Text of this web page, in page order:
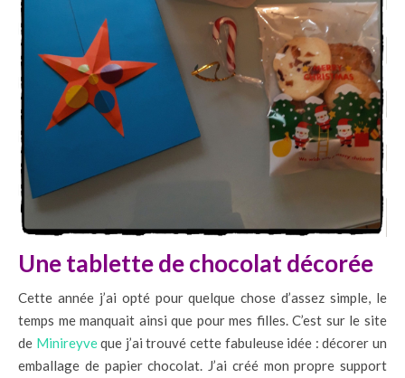
Une tablette de chocolat décorée
Cette année j’ai opté pour quelque chose d’assez simple, le
temps me manquait ainsi que pour mes filles. C’est sur le site
de Minireyveque j’ai trouvé cette fabuleuse idée : décorer un
emballage de papier chocolat. J’ai créé mon propre support